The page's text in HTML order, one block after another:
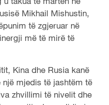
Mikhail Mishustin,
të zgjeruar në
më të mirë të
Kina dhe Rusia kanë
mjedis të jashtëm të
zhvillimi të nivelit dhe